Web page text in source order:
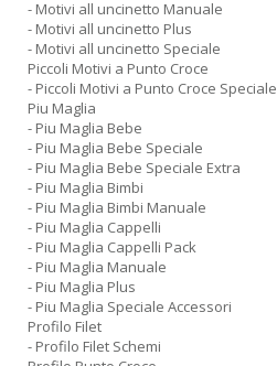
- Motivi all uncinetto Manuale
- Motivi all uncinetto Plus
- Motivi all uncinetto Speciale
Piccoli Motivi a Punto Croce
- Piccoli Motivi a Punto Croce Speciale
Piu Maglia
- Piu Maglia Bebe
- Piu Maglia Bebe Speciale
- Piu Maglia Bebe Speciale Extra
- Piu Maglia Bimbi
- Piu Maglia Bimbi Manuale
- Piu Maglia Cappelli
- Piu Maglia Cappelli Pack
- Piu Maglia Manuale
- Piu Maglia Plus
- Piu Maglia Speciale Accessori
Profilo Filet
- Profilo Filet Schemi